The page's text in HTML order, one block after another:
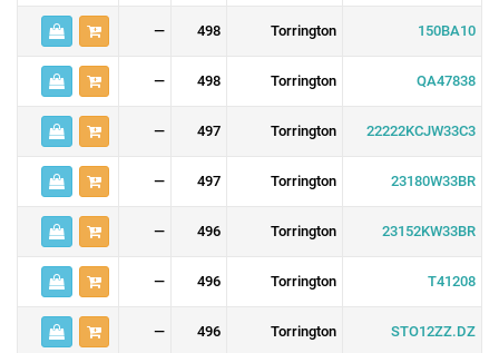
150BA10
Torrington
498
—
QA47838
Torrington
498
—
22222KCJW33C3
Torrington
497
—
23180W33BR
Torrington
497
—
23152KW33BR
Torrington
496
—
T41208
Torrington
496
—
STO12ZZ.DZ
Torrington
496
—